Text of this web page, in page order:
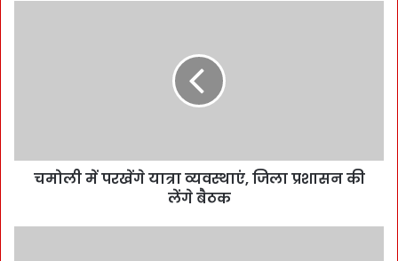
चमोली में परखेंगे यात्रा व्यवस्थाएं, जिला प्रशासन की
लेंगे बैठक